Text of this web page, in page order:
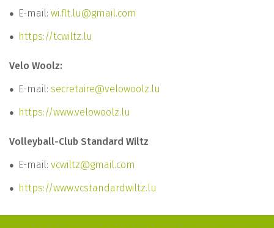
E-mail: wi.flt.lu@gmail.com
https://tcwiltz.lu
Velo Woolz:
E-mail: secretaire@velowoolz.lu
https://www.velowoolz.lu
Volleyball-Club Standard Wiltz
E-mail: vcwiltz@gmail.com
https://www.vcstandardwiltz.lu